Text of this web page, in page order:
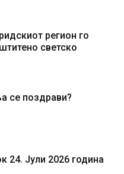
регион го
светско
се поздрави?
24. Јули 2026 година